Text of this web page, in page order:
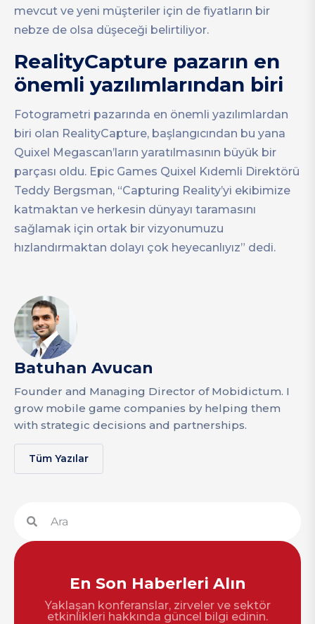
mevcut ve yeni müşteriler için de fiyatların bir
nebze de olsa düşeceği belirtiliyor.
RealityCapture pazarın en
önemli yazılımlarından biri
Fotogrametri pazarında en önemli yazılımlardan
biri olan RealityCapture, başlangıcından bu yana
Quixel Megascan’ların yaratılmasının büyük bir
parçası oldu. Epic Games Quixel Kıdemli Direktörü
Teddy Bergsman, “Capturing Reality’yi ekibimize
katmaktan ve herkesin dünyayı taramasını
sağlamak için ortak bir vizyonumuzu
hızlandırmaktan dolayı çok heyecanlıyız” dedi.
Batuhan Avucan
Founder and Managing Director of Mobidictum. I
grow mobile game companies by helping them
with strategic decisions and partnerships.
Tüm Yazılar
En Son Haberleri Alın
Yaklaşan konferanslar, zirveler ve sektör
etkinlikleri hakkında güncel bilgi edinin.